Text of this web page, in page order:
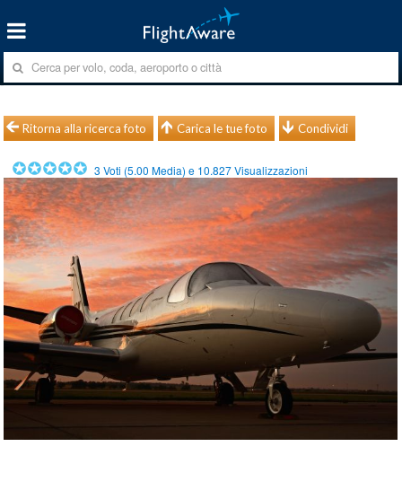
Ritorna alla ricerca foto Carica le tue foto Condividi
3 Voti (5.00 Media) e 10.827Visualizzazioni